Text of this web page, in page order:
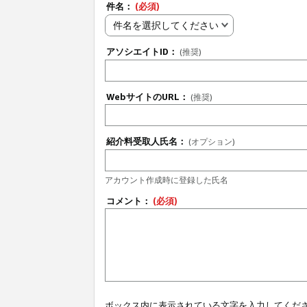
件名： (必須)
件名を選択してください
アソシエイトID： (推奨)
WebサイトのURL： (推奨)
紹介料受取人氏名： (オプション)
アカウント作成時に登録した氏名
コメント： (必須)